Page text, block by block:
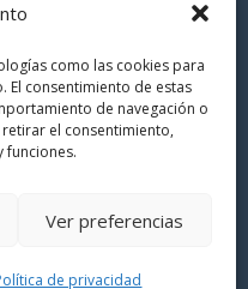
como las cookies para
El consentimiento de estas
de navegación o
el consentimiento,
funciones.
Ver preferencias
de privacidad